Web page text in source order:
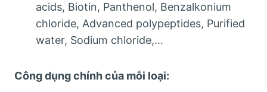
acids, Biotin, Panthenol, Benzalkonium
chloride, Advanced polypeptides, Purified
water, Sodium chloride,…
Công dụng chính của mỗi loại: